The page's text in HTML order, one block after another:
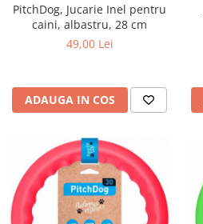
PitchDog, Jucarie Inel pentru
caini, albastru, 28 cm
49,00 Lei
ADAUGA IN COS